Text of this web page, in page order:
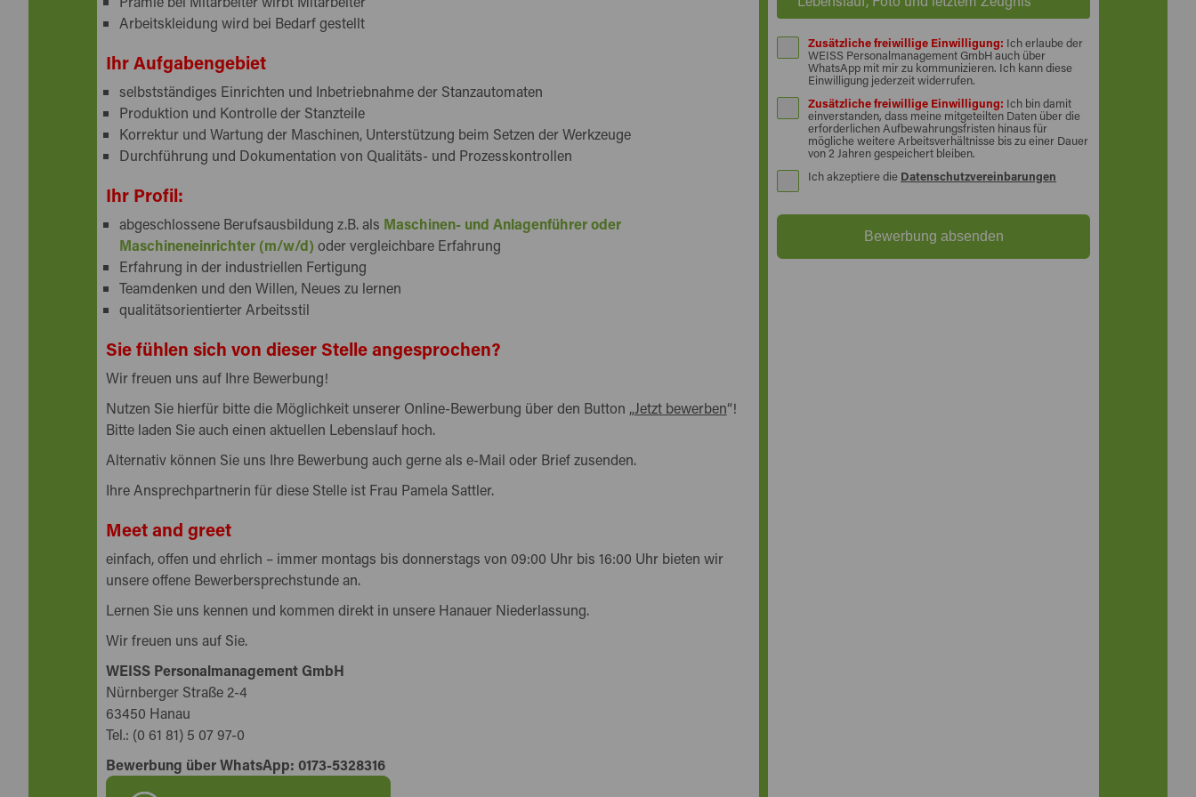
Arbeitskleidung wird bei Bedarf gestellt
Ihr Aufgabengebiet
selbstständiges Einrichten und Inbetriebnahme der Stanzautomaten
Produktion und Kontrolle der Stanzteile
Korrektur und Wartung der Maschinen, Unterstützung beim Setzen der Werkzeuge
Durchführung und Dokumentation von Qualitäts- und Prozesskontrollen
Ihr Profil:
abgeschlossene Berufsausbildung z.B. als Maschinen- und Anlagenführer oder
Maschineneinrichter (m/w/d) oder vergleichbare Erfahrung
Erfahrung in der industriellen Fertigung
Teamdenken und den Willen, Neues zu lernen
qualitätsorientierter Arbeitsstil
Sie fühlen sich von dieser Stelle angesprochen?
Wir freuen uns auf Ihre Bewerbung!
Nutzen Sie hierfür bitte die Möglichkeit unserer Online-Bewerbung über den Button „Jetzt bewerben“!
Bitte laden Sie auch einen aktuellen Lebenslauf hoch.
Alternativ können Sie uns Ihre Bewerbung auch gerne als e-Mail oder Brief zusenden.
Ihre Ansprechpartnerin für diese Stelle ist Frau Pamela Sattler.
Meet and greet
einfach, offen und ehrlich – immer montags bis donnerstags von 09:00 Uhr bis 16:00 Uhr bieten wir
unsere offene Bewerbersprechstunde an.
Lernen Sie uns kennen und kommen direkt in unsere Hanauer Niederlassung.
Wir freuen uns auf Sie.
WEISS Personalmanagement GmbH
Nürnberger Straße 2-4
63450 Hanau
Tel.: (0 61 81) 5 07 97-0
Bewerbung über WhatsApp: 0173-5328316
Zusätzliche freiwillige Einwilligung: Ich erlaube der
WEISS Personalmanagement GmbH auch über
WhatsApp mit mir zu kommunizieren. Ich kann diese
Einwilligung jederzeit widerrufen.
Zusätzliche freiwillige Einwilligung: Ich bin damit
einverstanden, dass meine mitgeteilten Daten über die
erforderlichen Aufbewahrungsfristen hinaus für
mögliche weitere Arbeitsverhältnisse bis zu einer Dauer
von 2 Jahren gespeichert bleiben.
Ich akzeptiere die Datenschutzvereinbarungen
Bewerbung absenden